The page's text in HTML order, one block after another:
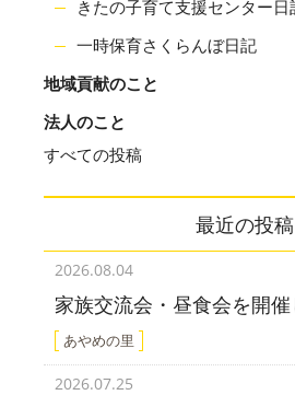
きたの子育て支援センター日
一時保育さくらんぼ日記
地域貢献のこと
法人のこと
すべての投稿
最近の投稿
2026.08.04
家族交流会・昼食会を開
あやめの里
2026.07.25